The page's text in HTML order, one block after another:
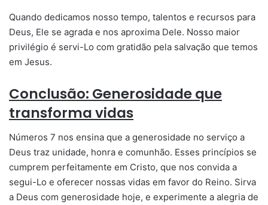
Quando dedicamos nosso tempo, talentos e recursos para
Deus, Ele se agrada e nos aproxima Dele. Nosso maior
privilégio é servi-Lo com gratidão pela salvação que temos
em Jesus.
Conclusão: Generosidade que
transforma vidas
Números 7 nos ensina que a generosidade no serviço a
Deus traz unidade, honra e comunhão. Esses princípios se
cumprem perfeitamente em Cristo, que nos convida a
segui-Lo e oferecer nossas vidas em favor do Reino. Sirva
a Deus com generosidade hoje, e experimente a alegria de